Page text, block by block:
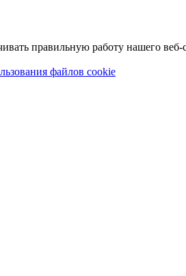
правильную работу нашего веб-
файлов cookie